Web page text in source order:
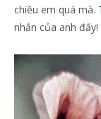
chiều em quá mà.
nhắn của anh đấy!